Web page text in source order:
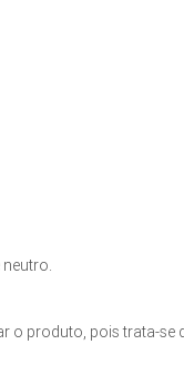
o produto, pois trata-se